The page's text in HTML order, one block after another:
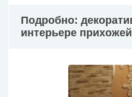
Подробно:
интерьере